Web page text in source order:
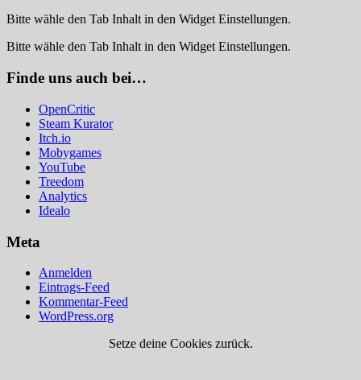
Bitte wähle den Tab Inhalt in den Widget Einstellungen.
Bitte wähle den Tab Inhalt in den Widget Einstellungen.
Finde uns auch bei…
OpenCritic
Steam Kurator
Itch.io
Mobygames
YouTube
Treedom
Analytics
Idealo
Meta
Anmelden
Eintrags-Feed
Kommentar-Feed
WordPress.org
Setze deine Cookies zurück.